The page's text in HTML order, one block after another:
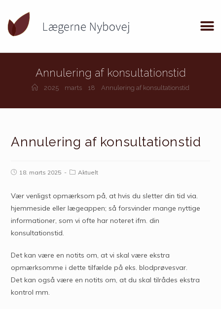
Annulering af konsultationstid
2025 marts 18 Annulering af konsultationstid
Annulering af konsultationstid
18. marts 2025 Aktuelt
Vær venligst opmærksom på, at hvis du sletter din tid via.
hjemmeside eller lægeappen; så forsvinder mange nyttige
informationer, som vi ofte har noteret ifm. din
konsultationstid.
Det kan være en notits om, at vi skal være ekstra
opmærksomme i dette tilfælde på eks. blodprøvesvar.
Det kan også være en notits om, at du skal tilrådes ekstra
kontrol mm.